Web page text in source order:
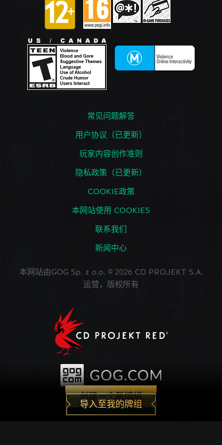
创建一个新牌组
导入至我的牌组
常见问题解答
用户协议（已更新）
玩家内容创作准则
隐私政策（已更新）
COOKIE政策
本网站使用 COOKIES
联系我们
新闻中心
本网站由GOG Sp. z o.o. © 2026 CD PROJEKT S.A.
运营，版权所有
CD PROJEKT®, The Witcher®, GWENT® 是由CD